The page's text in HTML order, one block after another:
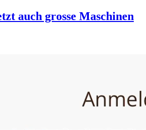
auch grosse Maschinen